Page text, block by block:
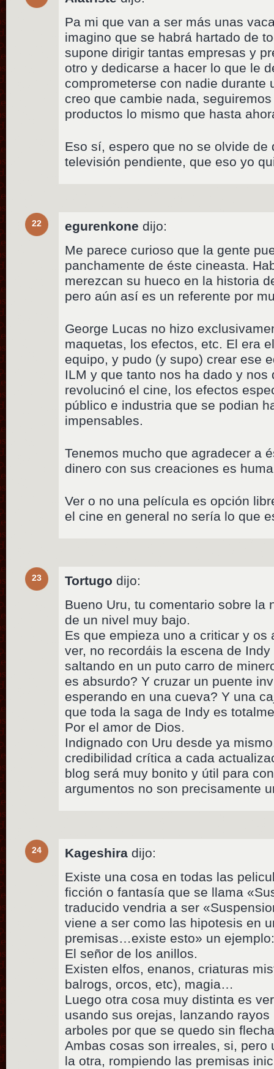
Pa mi que van a ser más unas
imagino que se habrá hartado de
supone dirigir tantas empresas y
otro y dedicarse a hacer lo que le
comprometerse con nadie durante
creo que cambie nada,
productos lo mismo que hasta
Eso sí, espero que no se olvide
televisión pendiente, que eso yo
22 egurenkone dijo:
Me parece curioso que la gente
panchamente de éste cineasta.
merezcan su hueco en la historia
pero aún así es un referente por
George Lucas no hizo
maquetas, los efectos, etc. El era
equipo, y pudo (y supo) crear ese
ILM y que tanto nos ha dado y nos
revolucinó el cine, los efectos
público e industria que se podian
impensables.
Tenemos mucho que agradecer a
dinero con sus creaciones es
Ver o no una película es opción
el cine en general no sería lo que
23 Tortugo dijo:
Bueno Uru, tu comentario sobre la
de un nivel muy bajo.
Es que empieza uno a criticar y os
ver, no recordáis la escena de
saltando en un puto carro de
es absurdo? Y cruzar un puente
esperando en una cueva? Y una
que toda la saga de Indy es
Por el amor de Dios.
Indignado con Uru desde ya
credibilidad crítica a cada
blog será muy bonito y útil para
argumentos no son precisamente
24 Kageshira dijo:
Existe una cosa en todas las
ficción o fantasía que se llama
traducido vendria a ser
viene a ser como las hipotesis en
premisas…existe esto» un
El señor de los anillos.
Existen elfos, enanos, criaturas
balrogs, orcos, etc), magia…
Luego otra cosa muy distinta es
usando sus orejas, lanzando
arboles por que se quedo sin
Ambas cosas son irreales, si, pero
la otra, rompiendo las premisas